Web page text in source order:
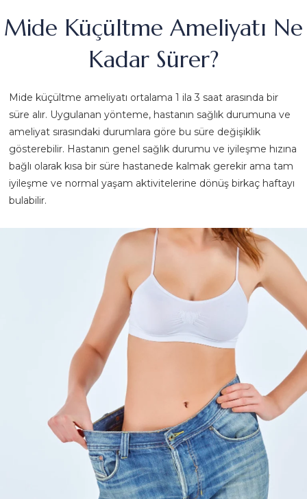
Mide Küçültme Ameliyatı Ne
Kadar Sürer?
Mide küçültme ameliyatı ortalama 1 ila 3 saat arasında bir
süre alır. Uygulanan yönteme, hastanın sağlık durumuna ve
ameliyat sırasındaki durumlara göre bu süre değişiklik
gösterebilir. Hastanın genel sağlık durumu ve iyileşme hızına
bağlı olarak kısa bir süre hastanede kalmak gerekir ama tam
iyileşme ve normal yaşam aktivitelerine dönüş birkaç haftayı
bulabilir.